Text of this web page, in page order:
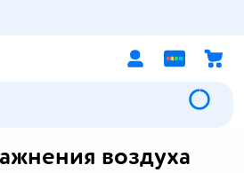
воздуха